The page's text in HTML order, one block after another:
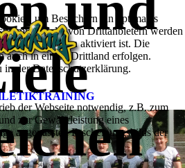
um Besuchern ein optimales
Inhalte von Drittanbietern werden
Option aktiviert ist. Die
auch in einem Drittland erfolgen.
der Datenschutzerklärung.
der Webseite notwendig, z.B. zum
zur Gewährleistung eines
angepassten Erscheinungsbilds der